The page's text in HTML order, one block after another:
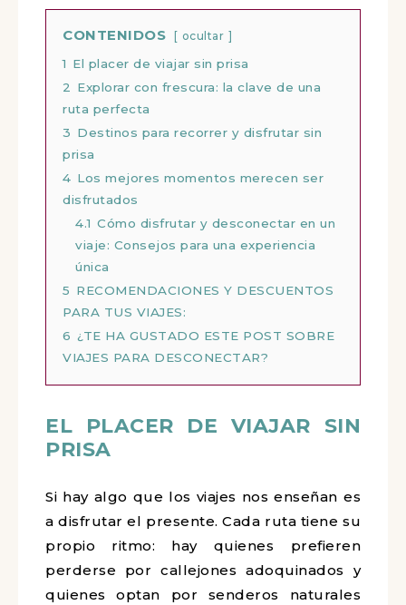
CONTENIDOS ocultar
1 El placer de viajar sin prisa
2
Explorar con frescura: la clave de una
ruta perfecta
3 Destinos para recorrer y disfrutar sin
prisa
4 Los mejores momentos merecen ser
disfrutados
4.1 Cómo disfrutar y desconectar en un
viaje: Consejos para una experiencia
única
5 RECOMENDACIONES Y DESCUENTOS
PARA TUS VIAJES:
6 ¿TE HA GUSTADO ESTE POST SOBRE
VIAJES PARA DESCONECTAR?
EL PLACER DE VIAJAR SIN
PRISA
Si hay algo que los viajes nos enseñan es
a disfrutar el presente. Cada ruta tiene su
propio ritmo: hay quienes prefieren
perderse por callejones adoquinados y
quienes optan por senderos naturales